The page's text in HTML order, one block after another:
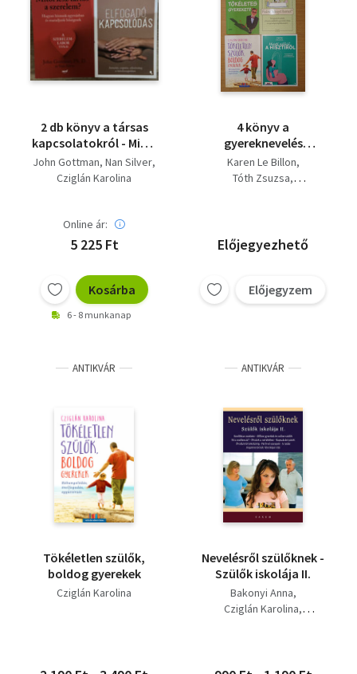
2 db könyv a társas
kapcsolatokról - Mitől
lesz tartós a
szerelem?, Elfogadó
John Gottman Nan Silver
Cziglán Karolina
Online ár:
5 225 Ft
Kosárba
6 - 8 munkanap
4 könyv a
gyereknevelés
kihívásairól: Hogyan
ne neveljünk tökéletes
borsó?, Hiszti nélkül a
hisztiről
Karen Le Billon
Tóth Zsuzsa
Előjegyezhető
Előjegyzem
ANTIKVÁR
Tökéletlen szülők,
boldog gyerekek
Cziglán Karolina
ANTIKVÁR
Nevelésről szülőknek -
Szülők iskolája II.
Bakonyi Anna
Cziglán Karolina